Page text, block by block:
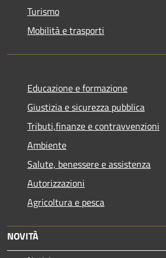
Turismo
Mobilità e trasporti
Educazione e formazione
Giustizia e sicurezza pubblica
Tributi,finanze e contravvenzioni
Ambiente
Salute, benessere e assistenza
Autorizzazioni
Agricoltura e pesca
NOVITÀ